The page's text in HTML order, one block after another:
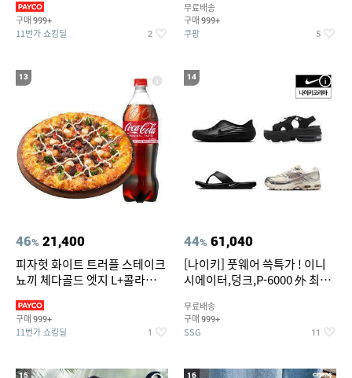
구매 999+
11번가 쇼킹딜 2
무료배송
구매 999+
쿠팡 5
13
46% 21,400
피자헛 화이트 트러플 스테이크
뇨끼 체다골드 엣지 L+콜라
구매 999+
11번가 쇼킹딜 1
14
44% 61,040
[나이키] 풋웨어 쓱특가 ! 이니
시에이터,덩크,P-6000 外 최대
무료배송
구매 999+
SSG 11
15 16